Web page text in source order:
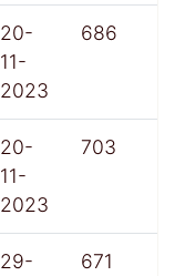
20-
11-
2023
686
20-
11-
2023
703
29-
671